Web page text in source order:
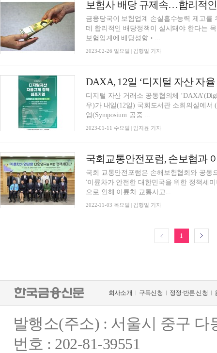
보험사 배당 규제속…합리적
금융당국이 보험업계 손실흡수능력 제고
데 합리적인 배당정책이 실시돼야 한다는 목소리가 나왔다. 26일 보
보험업계에 배당성향‧...
2023-02-26 일요일 | 김형일 기자
디지털 자산 거래소 공동협의체
우)가 내일(12일) 국회도서관 소회의실에
엄(Symposium·공중 ...
2023-01-11 수요일 | 임지윤 기자
국회교통안전포럼, 손보협과
국회 교통안전포럼은 손해보험협회와 공동
'이륜차가 안전한 대한민국을 위한 정책세
으로 인해 이륜차 교통사고...
2022-11-03 목요일 | 김형일 기자
1
회사소개 구독신청 정정·반론 신청
발행소(주소) : 서울시 중구
번호 : 202-81-39551